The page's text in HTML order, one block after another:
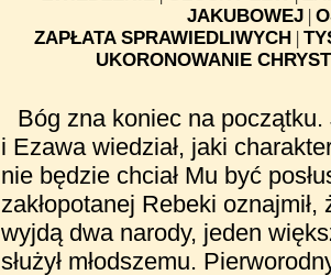
JAKUBOWEJ |
ZAPŁATA SPRAWIEDLIWYCH|
UKORONOWANIE
Bóg zna koniec na
i Ezawa wiedział, jaki
nie będzie chciał Mu być
zakłopotanej Rebeki
wyjdą dwa narody, jeden
służył młodszemu.